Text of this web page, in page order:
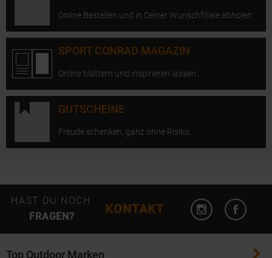
Online Bestellen und in Deiner Wunschfiliale abholen.
SPORT CONRAD MAGAZIN
Online blättern und inspirieren lassen.
GUTSCHEINE
Freude schenken, ganz ohne Risiko.
HAST DU NOCH
FRAGEN?
KONTAKT
Instagram
Top Outdoor Marken